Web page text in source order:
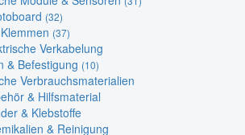
(32)
(37)
Verkabelung
& Befestigung (10)
Verbrauchsmaterialien
& Hilfsmaterial
& Klebstoffe
& Reinigung